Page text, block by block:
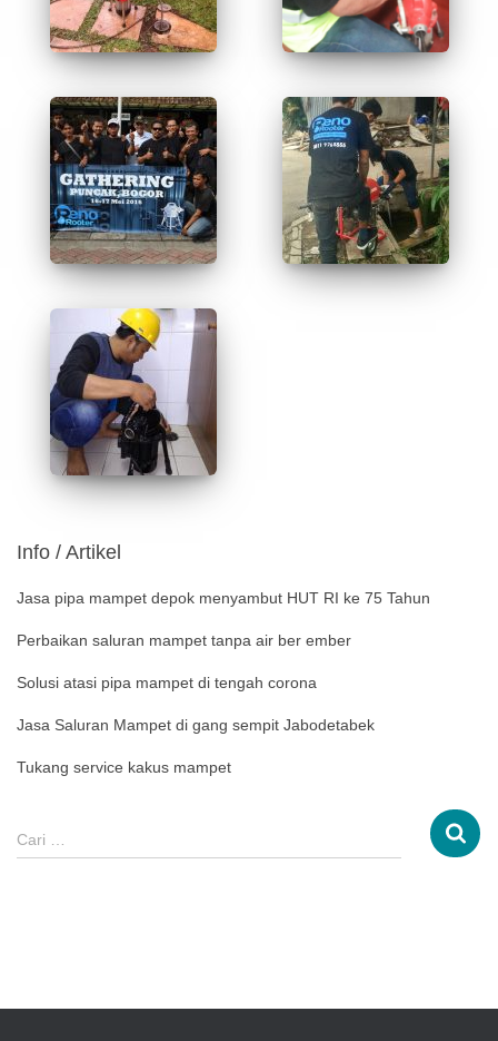
Info / Artikel
Jasa pipa mampet depok menyambut HUT RI ke 75 Tahun
Perbaikan saluran mampet tanpa air ber ember
Solusi atasi pipa mampet di tengah corona
Jasa Saluran Mampet di gang sempit Jabodetabek
Tukang service kakus mampet
Cari …